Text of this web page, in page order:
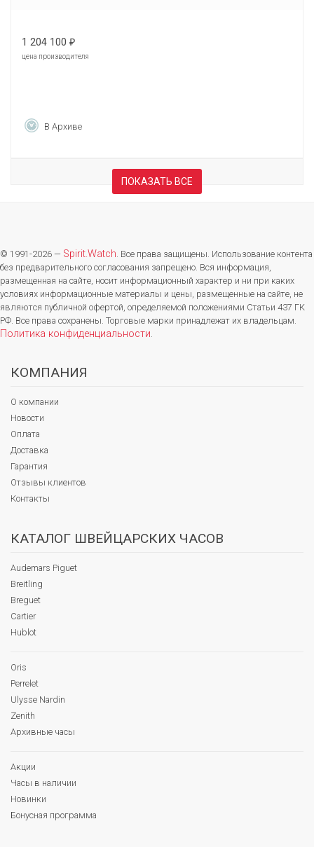
1 204 100 ₽
цена производителя
В Архиве
ПОКАЗАТЬ ВСЕ
© 1991-2026 — Spirit.Watch. Все права защищены. Использование контента
без предварительного согласования запрещено. Вся информация,
размещенная на сайте, носит информационный характер и ни при каких
условиях информационные материалы и цены, размещенные на сайте, не
являются публичной офертой, определяемой положениями Статьи 437 ГК
РФ. Все права сохранены. Торговые марки принадлежат их владельцам.
Политика конфиденциальности.
КОМПАНИЯ
О компании
Новости
Оплата
Доставка
Гарантия
Отзывы клиентов
Контакты
КАТАЛОГ ШВЕЙЦАРСКИХ ЧАСОВ
Audemars Piguet
Breitling
Breguet
Cartier
Hublot
Oris
Perrelet
Ulysse Nardin
Zenith
Архивные часы
Акции
Часы в наличии
Новинки
Бонусная программа